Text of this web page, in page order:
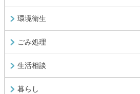
環境衛生
ごみ処理
生活相談
暮らし